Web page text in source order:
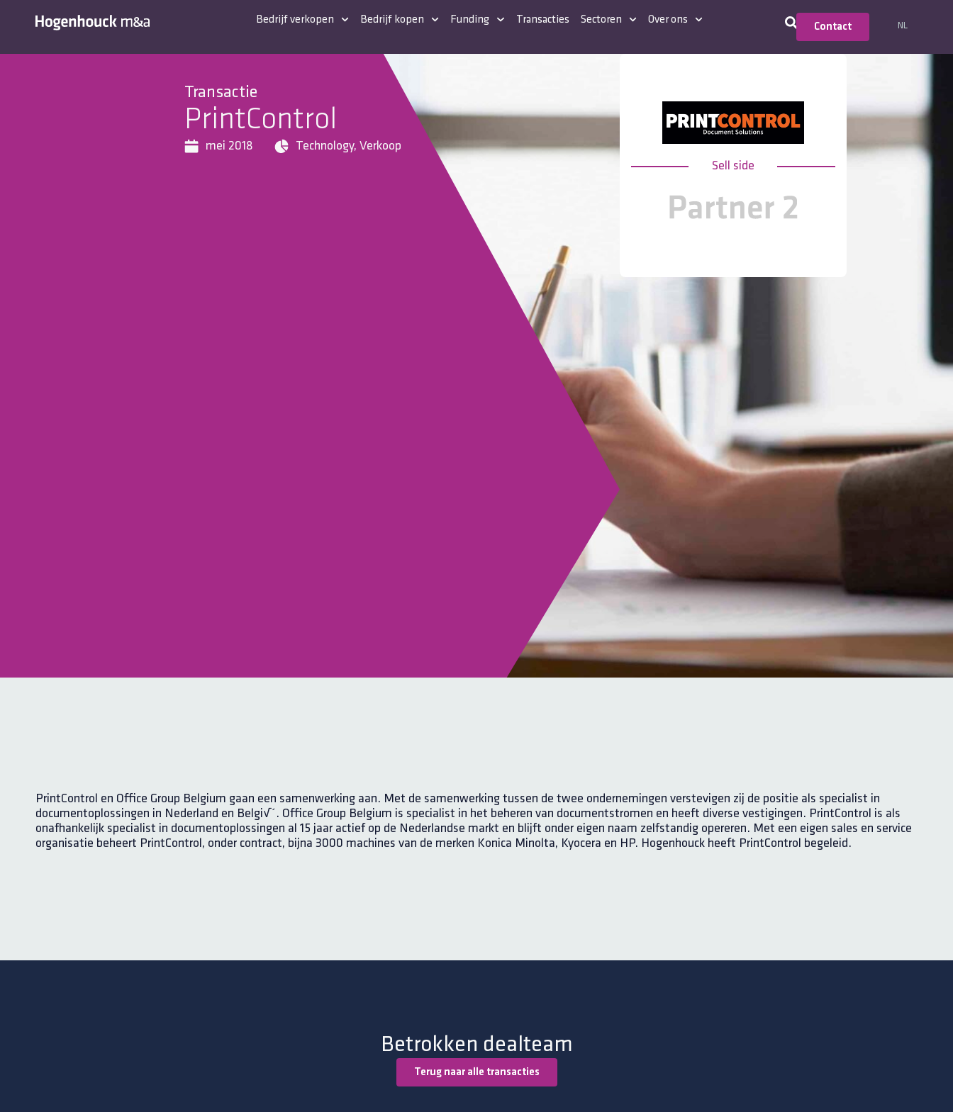
Bedrijf verkopen Bedrijf kopen Funding Transacties Sectoren Over ons
Contact NL
Transactie
PrintControl
mei 2018 Technology, Verkoop
Sell side
PrintControl en Office Group Belgium gaan een samenwerking aan. Met de samenwerking tussen de twee ondernemingen verstevigen zij de positie als specialist in
documentoplossingen in Nederland en Belgi√´. Office Group Belgium is specialist in het beheren van documentstromen en heeft diverse vestigingen. PrintControl is als
onafhankelijk specialist in documentoplossingen al 15 jaar actief op de Nederlandse markt en blijft onder eigen naam zelfstandig opereren. Met een eigen sales en service
organisatie beheert PrintControl, onder contract, bijna 3000 machines van de merken Konica Minolta, Kyocera en HP. Hogenhouck heeft PrintControl begeleid.
Betrokken dealteam
Terug naar alle transacties